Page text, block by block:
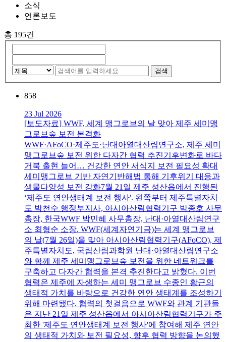
소식
언론보도
총 195건
검색
858
23 Jul 2026
[보도자료] WWF, 세계 맹그로브의 날 맞아 제주 세미맹
그로브숲 보전 본격화
WWF·AFoCO·제주도·난대아열대산림연구소, 제주 세미
맹그로브숲 보전 위한 다자간 협력 추진기후변화로 바다
거북 출현 늘어… 건강한 연안 서식지 보전 필요성 확대
세미맹그로브 기반 자연기반해법 통해 기후위기 대응과
생물다양성 보전 강화7월 21일 제주 성산읍에서 진행된
‘제주도 연안생태계 보전 행사'. 왼쪽부터 제주특별자치
도 박천수 행정부지사, 아시아산림협력기구 박종호 사무
총장, 한국WWF 박민혜 사무총장, 난대·아열대산림연구
소 최형순 소장. WWF(세계자연기금)는 세계 맹그로브
의 날(7월 26일)을 맞아 아시아산림협력기구(AFoCO), 제
주특별자치도, 국립산림과학원 난대·아열대산림연구소
와 함께 제주 세미맹그로브숲 보전을 위한 네트워크를
구축하고 다자간 협력을 본격 추진한다고 밝혔다. 이번
협력은 제주에 자생하는 세미 맹그로브 수종인 황근의
생태적 가치를 바탕으로 건강한 연안 생태계를 조성하기
위해 마련됐다. 협력의 첫걸음으로 WWF와 관계 기관들
은 지난 21일 제주 성산읍에서 아시아산림협력기구가 주
최한 '제주도 연안생태계 보전 행사'에 참여해 제주 연안
의 생태적 가치와 보전 필요성, 향후 협력 방향을 논의했